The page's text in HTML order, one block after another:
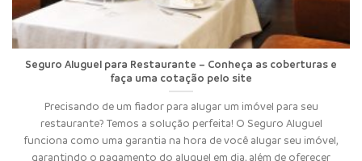
Seguro Aluguel para Restaurante – Conheça as coberturas e
faça uma cotação pelo site
Precisando de um fiador para alugar um imóvel para seu
restaurante? Temos a solução perfeita! O Seguro Aluguel
funciona como uma garantia na hora de você alugar seu imóvel,
garantindo o pagamento do aluguel em dia, além de oferecer